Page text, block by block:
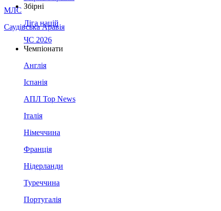
МЛС
Саудівська Аравія
Збірні
Ліга націй
ЧС 2026
Чемпіонати
Англія
Іспанія
АПЛ Top News
Італія
Німеччина
Франція
Нідерланди
Туреччина
Португалія